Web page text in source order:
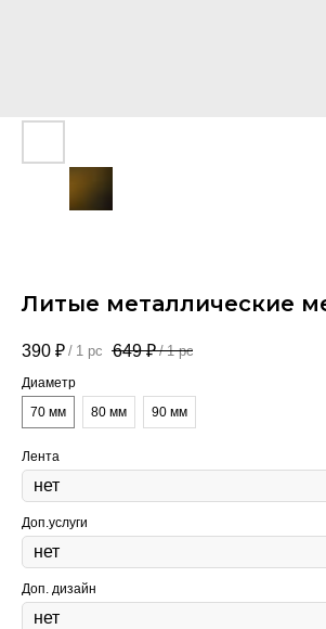
Литые металлические
390 ₽ / 1 pc 649 ₽ / 1 pc
Диаметр
70 мм
80 мм 90 мм
Лента
Доп.услуги
Доп. дизайн